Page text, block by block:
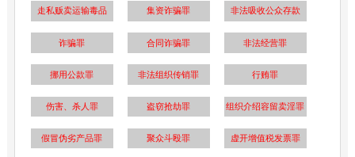
走私贩卖运输毒品 集资诈骗罪 非法吸收公众存款
诈骗罪 合同诈骗罪 非法经营罪
挪用公款罪 非法组织传销罪 行贿罪
伤害、杀人罪 盗窃抢劫罪 组织介绍容留卖淫罪
假冒伪劣产品罪 聚众斗殴罪 虚开增值税发票罪